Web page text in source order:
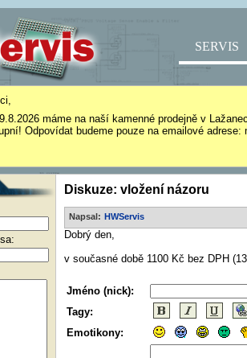
SERVIS
máme na naší kamenné prodejně v
Odpovídat budeme pouze na emailové
Diskuze: vložení názoru
Napsal: HWServis
Dobrý den,
v současné době 1100 Kč bez DPH
Jméno (nick):
Tagy:
Emotikony: